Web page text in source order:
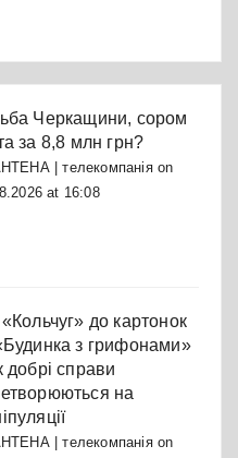
Черкащини, сором
за 8,8 млн грн?
| телекомпаніяon
at 16:08
«Кольчуг» до картонок
з грифонами»
добрі справи
на
| телекомпаніяon